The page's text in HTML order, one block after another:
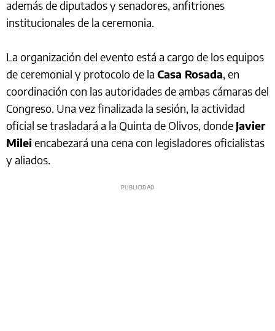
además de diputados y senadores, anfitriones
institucionales de la ceremonia.
La organización del evento está a cargo de los equipos
de ceremonial y protocolo de la Casa Rosada, en
coordinación con las autoridades de ambas cámaras del
Congreso. Una vez finalizada la sesión, la actividad
oficial se trasladará a la Quinta de Olivos, donde Javier
Mileiencabezará una cena con legisladores oficialistas
y aliados.